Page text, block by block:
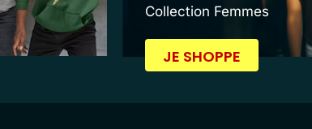
Collection Femmes
JE SHOPPE